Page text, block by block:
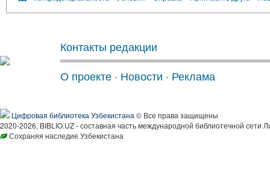
Контакты редакции
О проекте · Новости · Реклама
Цифровая библиотека Узбекистана © Все права защищены
2020-2026, BIBLIO.UZ - составная часть международной библиотечной сети
Сохраняя наследие Узбекистана